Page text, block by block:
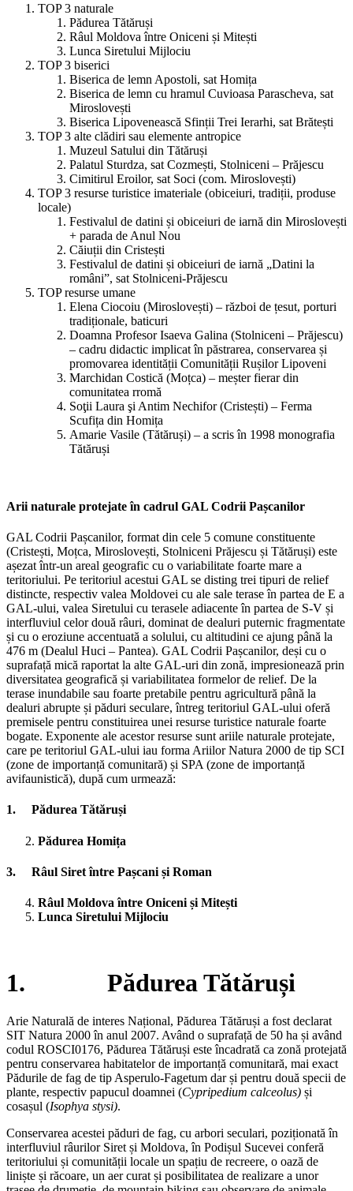
TOP 3 naturale
Pădurea Tătăruși
Râul Moldova între Oniceni și Mitești
Lunca Siretului Mijlociu
TOP 3 biserici
Biserica de lemn Apostoli, sat Homița
Biserica de lemn cu hramul Cuvioasa Parascheva, sat
Miroslovești
Biserica Lipovenească Sfinții Trei Ierarhi, sat Brătești
TOP 3 alte clădiri sau elemente antropice
Muzeul Satului din Tătăruși
Palatul Sturdza, sat Cozmești, Stolniceni – Prăjescu
Cimitirul Eroilor, sat Soci (com. Miroslovești)
TOP 3 resurse turistice imateriale (obiceiuri, tradiții, produse
locale)
Festivalul de datini și obiceiuri de iarnă din Miroslovești
+ parada de Anul Nou
Căiuții din Cristești
Festivalul de datini și obiceiuri de iarnă „Datini la
români”, sat Stolniceni-Prăjescu
TOP resurse umane
Elena Ciocoiu (Miroslovești) – război de țesut, porturi
tradiționale, baticuri
Doamna Profesor Isaeva Galina (Stolniceni – Prăjescu)
– cadru didactic implicat în păstrarea, conservarea și
promovarea identității Comunității Rușilor Lipoveni
Marchidan Costică (Moțca) – meșter fierar din
comunitatea rromă
Soţii Laura şi Antim Nechifor (Cristești) – Ferma
Scufița din Homița
Amarie Vasile (Tătăruși) – a scris în 1998 monografia
Tătăruși
Arii naturale protejate în cadrul GAL Codrii Pașcanilor
GAL Codrii Pașcanilor, format din cele 5 comune constituente
(Cristești, Moțca, Miroslovești, Stolniceni Prăjescu și Tătăruși) este
așezat într-un areal geografic cu o variabilitate foarte mare a
teritoriului. Pe teritoriul acestui GAL se disting trei tipuri de relief
distincte, respectiv valea Moldovei cu ale sale terase în partea de E a
GAL-ului, valea Siretului cu terasele adiacente în partea de S-V și
interfluviul celor două râuri, dominat de dealuri puternic fragmentate
și cu o eroziune accentuată a solului, cu altitudini ce ajung până la
476 m (Dealul Huci – Pantea). GAL Codrii Pașcanilor, deși cu o
suprafață mică raportat la alte GAL-uri din zonă, impresionează prin
diversitatea geografică și variabilitatea formelor de relief. De la
terase inundabile sau foarte pretabile pentru agricultură până la
dealuri abrupte și păduri seculare, întreg teritoriul GAL-ului oferă
premisele pentru constituirea unei resurse turistice naturale foarte
bogate. Exponente ale acestor resurse sunt ariile naturale protejate,
care pe teritoriul GAL-ului iau forma Ariilor Natura 2000 de tip SCI
(zone de importanță comunitară) și SPA (zone de importanță
avifaunistică), după cum urmează:
1. Pădurea Tătăruși
Pădurea Homița
3. Râul Siret între Pașcani și Roman
Râul Moldova între Oniceni și Mitești
Lunca Siretului Mijlociu
1. Pădurea Tătăruși
Arie Naturală de interes Național, Pădurea Tătăruși a fost declarat
SIT Natura 2000 în anul 2007. Având o suprafață de 50 ha și având
codul ROSCI0176, Pădurea Tătăruși este încadrată ca zonă protejată
pentru conservarea habitatelor de importanță comunitară, mai exact
Pădurile de fag de tip Asperulo-Fagetum dar și pentru două specii de
plante, respectiv papucul doamnei (Cypripedium calceolus) și
cosașul (Isophya stysi).
Conservarea acestei păduri de fag, cu arbori seculari, poziționată în
interfluviul râurilor Siret și Moldova, în Podișul Sucevei conferă
teritoriului și comunității locale un spațiu de recreere, o oază de
liniște și răcoare, un aer curat și posibilitatea de realizare a unor